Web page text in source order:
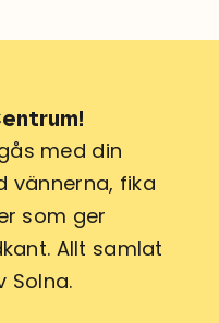
med din
vännerna, fika
som ger
Allt samlat
Solna.